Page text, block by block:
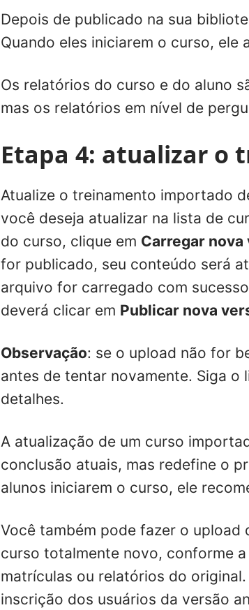
Depois de publicado na sua
Quando eles iniciarem o curso, ele
Os relatórios do curso e do aluno
mas os relatórios em nível de
Etapa 4: atualizar o
Atualize o treinamento importado
você deseja atualizar na lista de
do curso, clique em Carregar nova
for publicado, seu conteúdo será
arquivo for carregado com
deverá clicar em Publicar nova
Observação: se o upload não for
antes de tentar novamente. Siga o
detalhes.
A atualização de um curso
conclusão atuais, mas redefine o
alunos iniciarem o curso, ele
Você também pode fazer o upload
curso totalmente novo, conforme
matrículas ou relatórios do
inscrição dos usuários da versão